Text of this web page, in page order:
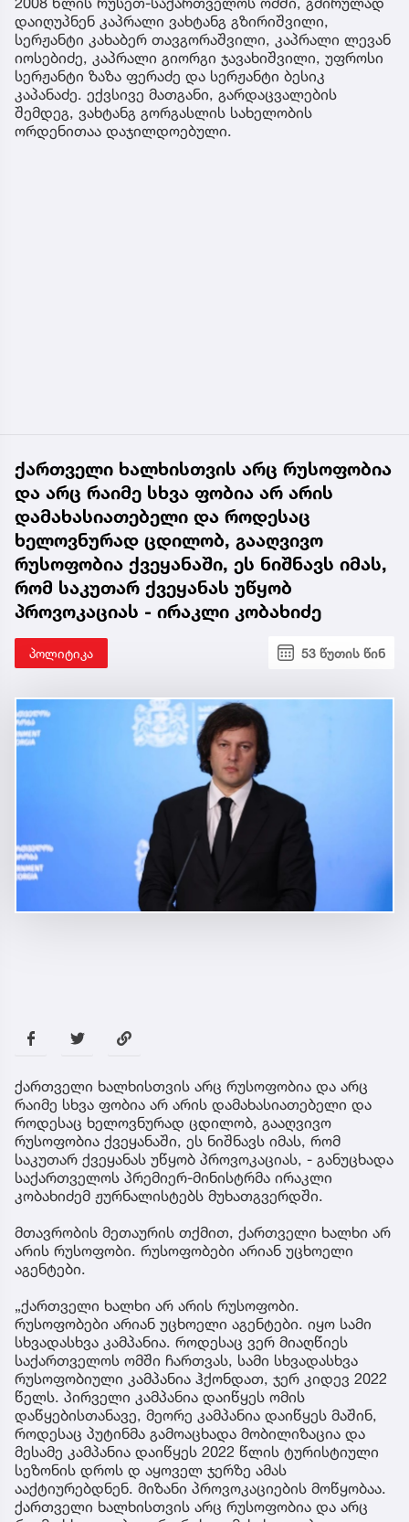
დაიღუპნენ კაპრალი ვახტანგ გზირიშვილი,
სერჟანტი კახაბერ თავგორაშვილი, კაპრალი ლევან
იოსებიძე, კაპრალი გიორგი ჯავახიშვილი, უფროსი
სერჟანტი ზაზა ფერაძე და სერჟანტი ბესიკ
კაპანაძე. ექვსივე მათგანი, გარდაცვალების
შემდეგ, ვახტანგ გორგასლის სახელობის
ორდენითაა დაჯილდოებული.
ქართველი ხალხისთვის არც რუსოფობია
და არც რაიმე სხვა ფობია არ არის
დამახასიათებელი და როდესაც
ხელოვნურად ცდილობ, გააღვივო
რუსოფობია ქვეყანაში, ეს ნიშნავს იმას,
რომ საკუთარ ქვეყანას უწყობ
პროვოკაციას - ირაკლი კობახიძე
პოლიტიკა 53 წუთის წინ
ქართველი ხალხისთვის არც რუსოფობია და არც
რაიმე სხვა ფობია არ არის დამახასიათებელი და
როდესაც ხელოვნურად ცდილობ, გააღვივო
რუსოფობია ქვეყანაში, ეს ნიშნავს იმას, რომ
საკუთარ ქვეყანას უწყობ პროვოკაციას, - განუცხადა
საქართველოს პრემიერ-მინისტრმა ირაკლი
კობახიძემ ჟურნალისტებს მუხათგვერდში.
მთავრობის მეთაურის თქმით, ქართველი ხალხი არ
არის რუსოფობი. რუსოფობები არიან უცხოელი
აგენტები.
„ქართველი ხალხი არ არის რუსოფობი.
რუსოფობები არიან უცხოელი აგენტები. იყო სამი
სხვადასხვა კამპანია. როდესაც ვერ მიაღწიეს
საქართველოს ომში ჩართვას, სამი სხვადასხვა
რუსოფობიული კამპანია ჰქონდათ, ჯერ კიდევ 2022
წელს. პირველი კამპანია დაიწყეს ომის
დაწყებისთანავე, მეორე კამპანია დაიწყეს მაშინ,
როდესაც პუტინმა გამოაცხადა მობილიზაცია და
მესამე კამპანია დაიწყეს 2022 წლის ტურისტიული
სეზონის დროს დ აყოველ ჯერზე ამას
ააქტიურებდნენ. მიზანი პროვოკაციების მოწყობაა.
ქართველი ხალხისთვის არც რუსოფობია და არც